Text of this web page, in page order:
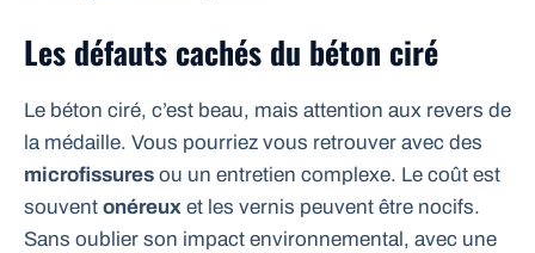
Les défauts cachés du béton ciré
Le béton ciré, c’est beau, mais attention aux revers de
la médaille. Vous pourriez vous retrouver avec des
microfissures ou un entretien complexe. Le coût est
souvent onéreux et les vernis peuvent être nocifs.
Sans oublier son impact environnemental, avec une